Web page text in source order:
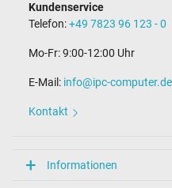
Kundenservice
Telefon:+49 7823 96 123 - 0
Mo-Fr: 9:00-12:00 Uhr
E-Mail: info@ipc-computer.de
Kontakt
Informationen